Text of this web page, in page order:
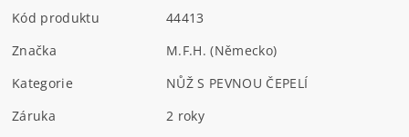
Kód produktu
44413
Značka
M.F.H. (Německo)
Kategorie
NŮŽ S PEVNOU ČEPELÍ
Záruka
2 roky